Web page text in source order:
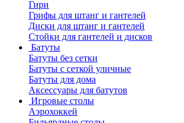
Гири
Грифы для штанг и гантелей
Диски для штанг и гантелей
Стойки для гантелей и дисков
Батуты
Батуты без сетки
Батуты с сеткой уличные
Батуты для дома
Аксессуары для батутов
Игровые столы
Аэрохоккей